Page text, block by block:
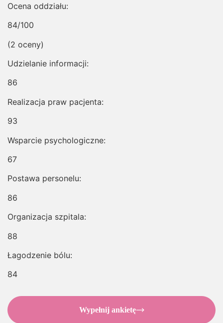
Ocena oddziału:
84/100
(2 oceny)
Udzielanie informacji:
86
Realizacja praw pacjenta:
93
Wsparcie psychologiczne:
67
Postawa personelu:
86
Organizacja szpitala:
88
Łagodzenie bólu:
84
Wypełnij ankietę